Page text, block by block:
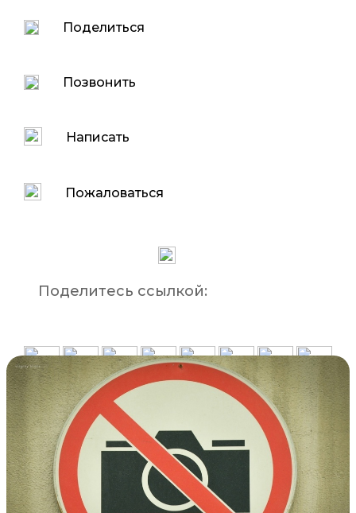
Поделиться
Позвонить
Написать
Пожаловаться
Поделитесь ссылкой: